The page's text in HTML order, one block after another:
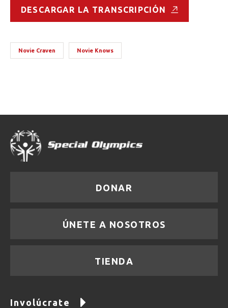
DESCARGAR LA TRANSCRIPCIÓN
Novie Craven Novie Knows
DONAR
ÚNETE A NOSOTROS
TIENDA
Involúcrate